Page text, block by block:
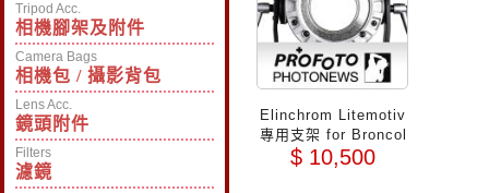
Tripod Acc.
相機腳架及附件
Camera Bags
相機包 / 攝影背包
Lens Acc.
鏡頭附件
Filters
濾鏡
Elinchrom Litemotiv
專用支架 for Broncol
or Pulso
$ 10,500